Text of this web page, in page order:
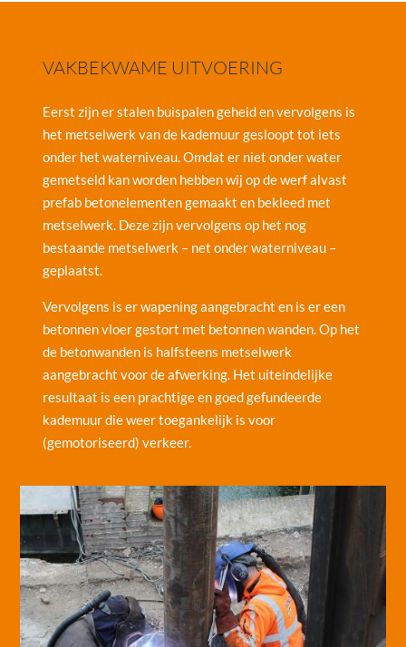
VAKBEKWAME UITVOERING
Eerst zijn er stalen buispalen geheid en vervolgens is
het metselwerk van de kademuur gesloopt tot iets
onder het waterniveau. Omdat er niet onder water
gemetseld kan worden hebben wij op de werf alvast
prefab betonelementen gemaakt en bekleed met
metselwerk. Deze zijn vervolgens op het nog
bestaande metselwerk – net onder waterniveau –
geplaatst.
Vervolgens is er wapening aangebracht en is er een
betonnen vloer gestort met betonnen wanden. Op het
de betonwanden is halfsteens metselwerk
aangebracht voor de afwerking. Het uiteindelijke
resultaat is een prachtige en goed gefundeerde
kademuur die weer toegankelijk is voor
(gemotoriseerd) verkeer.